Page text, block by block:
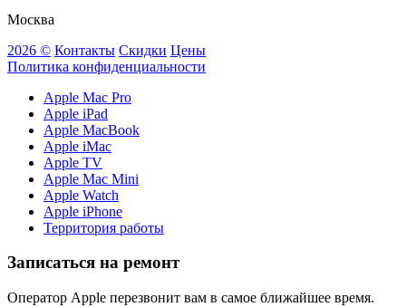
Москва
2026 © Контакты Скидки Цены
Политика конфиденциальности
Apple Mac Pro
Apple iPad
Apple MacBook
Apple iMac
Apple TV
Apple Mac Mini
Apple Watch
Apple iPhone
Территория работы
Записаться на ремонт
Оператор Apple перезвонит вам в самое ближайшее время.